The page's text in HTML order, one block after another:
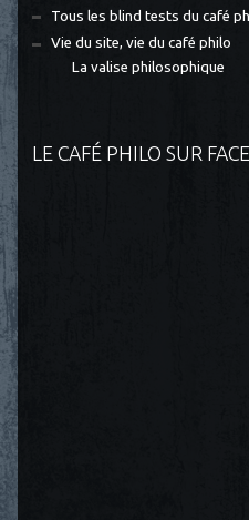
Tous les blind tests du café
Vie du site, vie du café philo
La valise philosophique
LE CAFÉ PHILO SUR